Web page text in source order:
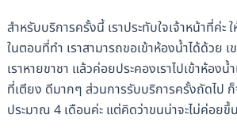
สำหรับบริการครั้งนี้ เราประทับใจเจ้าหน้าที่ค่ะ
ในตอนที่ทำ เราสามารถขอเข้าห้องน้ำได้ด้วย เ
เราหายขาชา แล้วค่อยประคองเราไปเข้าห้องน้
ที่เตียง ดีมากๆ ส่วนการรับบริการครั้งถัดไป ก็
ประมาณ 4 เดือนค่ะ แต่คิดว่าขนน่าจะไม่ค่อยขึ้